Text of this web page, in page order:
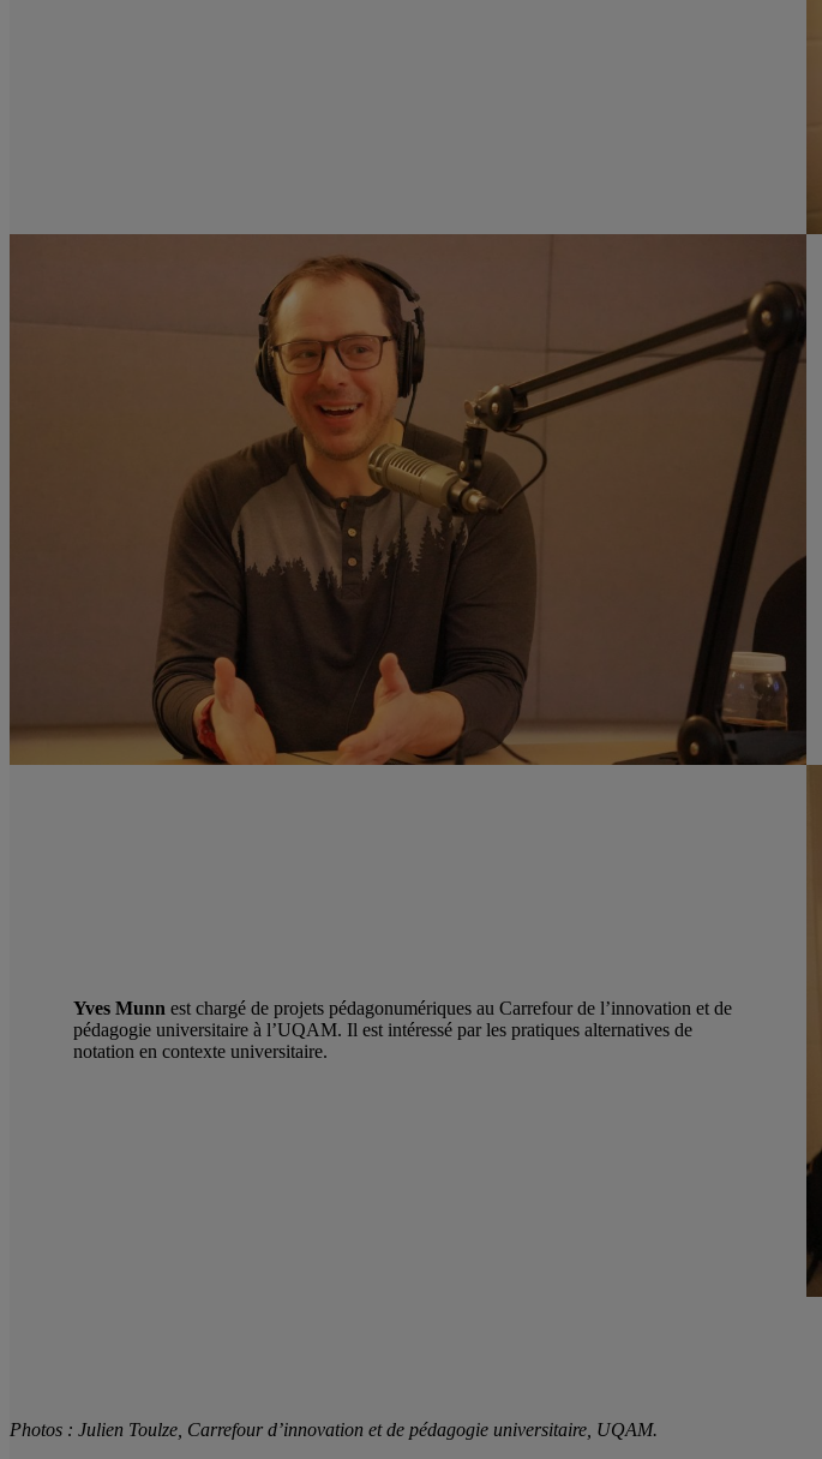
Yves Munn est chargé de projets pédagonumériques au Carrefour de l’innovation et de
pédagogie universitaire à l’UQAM. Il est intéressé par les pratiques alternatives de
notation en contexte universitaire.
Photos : Julien Toulze, Carrefour d’innovation et de pédagogie universitaire, UQAM.